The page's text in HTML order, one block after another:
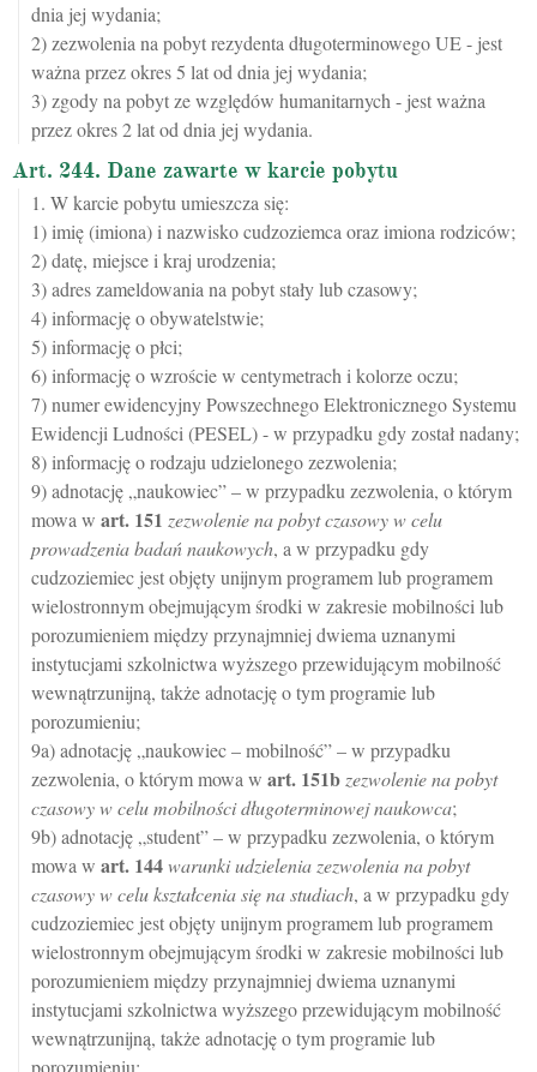
dnia jej wydania;
2) zezwolenia na pobyt rezydenta długoterminowego UE - jest
ważna przez okres 5 lat od dnia jej wydania;
3) zgody na pobyt ze względów humanitarnych - jest ważna
przez okres 2 lat od dnia jej wydania.
Art. 244. Dane zawarte w karcie pobytu
1. W karcie pobytu umieszcza się:
1) imię (imiona) i nazwisko cudzoziemca oraz imiona rodziców;
2) datę, miejsce i kraj urodzenia;
3) adres zameldowania na pobyt stały lub czasowy;
4) informację o obywatelstwie;
5) informację o płci;
6) informację o wzroście w centymetrach i kolorze oczu;
7) numer ewidencyjny Powszechnego Elektronicznego Systemu
Ewidencji Ludności (PESEL) - w przypadku gdy został nadany;
8) informację o rodzaju udzielonego zezwolenia;
9) adnotację „naukowiec” – w przypadku zezwolenia, o którym
mowa w art. 151 zezwolenie na pobyt czasowy w celu
prowadzenia badań naukowych, a w przypadku gdy
cudzoziemiec jest objęty unijnym programem lub programem
wielostronnym obejmującym środki w zakresie mobilności lub
porozumieniem między przynajmniej dwiema uznanymi
instytucjami szkolnictwa wyższego przewidującym mobilność
wewnątrzunijną, także adnotację o tym programie lub
porozumieniu;
9a) adnotację „naukowiec – mobilność” – w przypadku
zezwolenia, o którym mowa w art. 151b zezwolenie na pobyt
czasowy w celu mobilności długoterminowej naukowca;
9b) adnotację „student” – w przypadku zezwolenia, o którym
mowa w art. 144warunki udzielenia zezwolenia na pobyt
czasowy w celu kształcenia się na studiach, a w przypadku gdy
cudzoziemiec jest objęty unijnym programem lub programem
wielostronnym obejmującym środki w zakresie mobilności lub
porozumieniem między przynajmniej dwiema uznanymi
instytucjami szkolnictwa wyższego przewidującym mobilność
wewnątrzunijną, także adnotację o tym programie lub
porozumieniu;